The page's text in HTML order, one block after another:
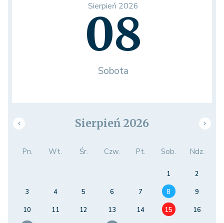
Sierpień 2026
08
Sobota
Sierpień 2026
Pn. Wt. Śr. Czw. Pt. Sob. Ndz.
1
2
3
4 5 6 7 8
9
10
11 12 13 14 15
16